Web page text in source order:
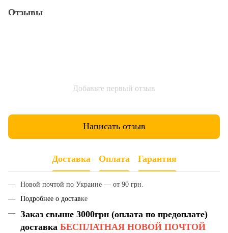
Отзывы
Добавьте первый отзыв
Написать отзыв
Доставка Оплата Гарантия
Новой почтой по Украине — от 90 грн.
Подробнее о доставке
Заказ свыше 3000грн (оплата по предоплате)
доставка БЕСПЛАТНАЯ НОВОЙ ПОЧТОЙ